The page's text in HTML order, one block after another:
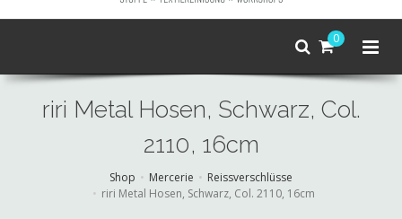
0
riri Metal Hosen, Schwarz, Col.
2110, 16cm
Shop Mercerie
Reissverschlüsse
riri Metal Hosen, Schwarz, Col. 2110, 16cm